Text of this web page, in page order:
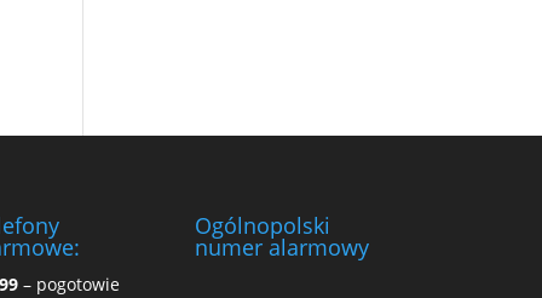
– pogotowie
Ogólnopolski
numer alarmowy